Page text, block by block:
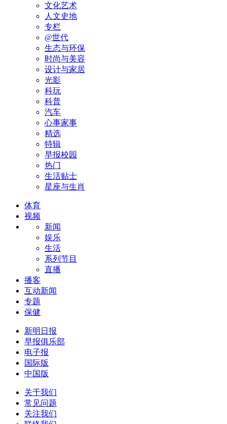
文化艺术
人文史地
专栏
@世代
生态与环保
时尚与美容
设计与家居
光影
科玩
科普
汽车
心事家事
精选
特辑
早报校园
热门
生活贴士
星座与生肖
体育
视频
新闻
娱乐
生活
系列节目
直播
播客
互动新闻
专题
保健
新明日报
早报俱乐部
电子报
国际版
中国版
关于我们
常见问题
关注我们